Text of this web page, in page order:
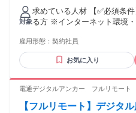
んな想いをお持ちの方をお
月あたり7万721円 〜（固定
固定残業時間を超えた勤務
する 【一律手当】 全員に一律で支払われる通勤・皆勤・家族
手当金額：なし 全員に一律
対象
求めている人材 【✅必須条
る方 ※インターネット環境
お持ちの方 ➂業務上の報告・
相手の話や文章の要点を正
理して伝えられる □不明点
※完全在宅のため、上司や制
【✨歓迎する経験・スキル
雇用形態： 契約社員
お気に入り
電通デジタルアンカー フルリモート
【フルリモート】デジタ